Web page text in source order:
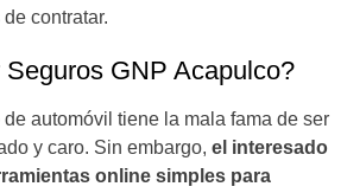
contratar.
GNP Acapulco?
automóvil tiene la mala fama de ser
y caro. Sin embargo, el interesado
online simples para